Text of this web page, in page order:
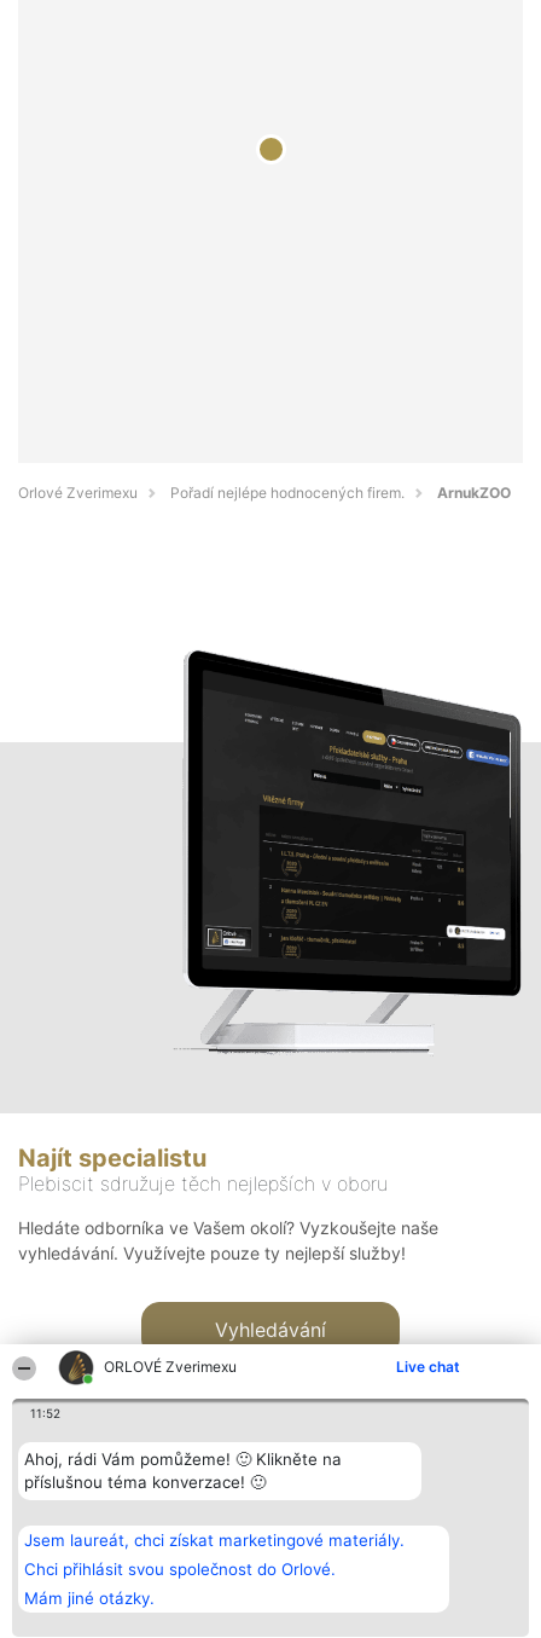
ORLOVÉ Zverimexu Live chat
11:52
Ahoj, rádi Vám pomůžeme! 🙂 Klikněte na
příslušnou téma konverzace! 🙂
Jsem laureát, chci získat marketingové materiály.
Chci přihlásit svou společnost do Orlové.
Mám jiné otázky.
Orlové Zverimexu Pořadí nejlépe hodnocených firem. ArnukZOO
Najít specialistu
Plebiscit sdružuje těch nejlepších v oboru
Hledáte odborníka ve Vašem okolí? Vyzkoušejte naše
vyhledávání. Využívejte pouze ty nejlepší služby!
Vyhledávání
Bright Side Solutions sp. z o.
o. sp. k.
ul. Ruska 22
Wrocław 50-079
KRS 0000749100 | Regon
381313360 | NIP 8943132676
Vítězové
Seznam všech
laureátů
Zásady
Zásady
Kontakt